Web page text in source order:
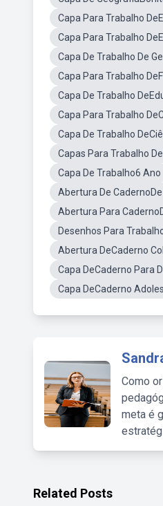
Capa Para Trabalho
Capa Para Trabalho
Capa De Trabalho De
Capa Para Trabalho
Capa De Trabalho
Capa Para Trabalho
Capa De Trabalho
Capas Para Trabalho
Capa De Trabalho6 Ano
Abertura De
Abertura Para
Desenhos Para
Abertura DeCaderno
Capa DeCaderno Para
Capa DeCaderno
Como
meta é
Related Posts